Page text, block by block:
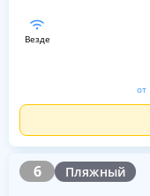
везде
от
6 Пляжный
6